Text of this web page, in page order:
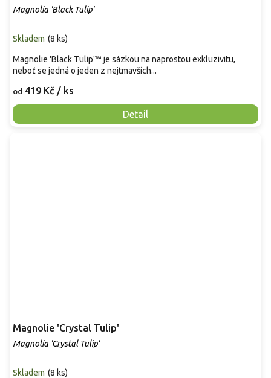
Magnolia 'Black Tulip'
Skladem (8 ks)
od 419 Kč / ks
Detail
Magnolie 'Black Tulip'™ je sázkou na naprostou exkluzivitu,
neboť se jedná o jeden z nejtmavších...
Magnolie 'Crystal Tulip'
Magnolia 'Crystal Tulip'
Skladem (8 ks)